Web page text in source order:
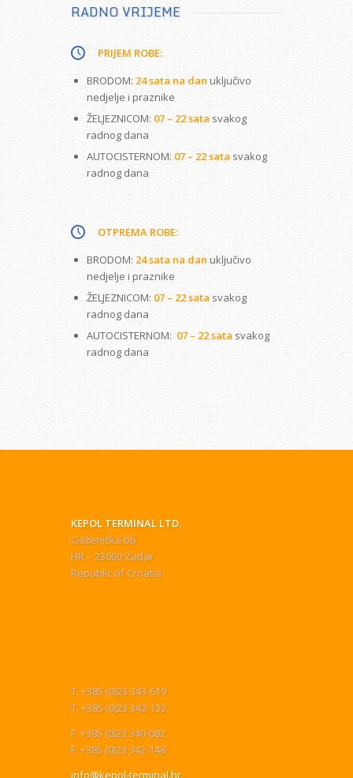
RADNO VRIJEME
PRIJEM ROBE:
BRODOM:24 sata na danuključivo
nedjelje i praznike
ŽELJEZNICOM:07 – 22 satasvakog
radnog dana
AUTOCISTERNOM:07 – 22 satasvakog
radnog dana
OTPREMA ROBE:
BRODOM:24 sata na danuključivo
nedjelje i praznike
ŽELJEZNICOM:07 – 22 satasvakog
radnog dana
AUTOCISTERNOM:07 – 22 satasvakog
radnog dana
KEPOL TERMINAL LTD.
Gaženička bb
HR – 23000 Zadar
Republic of Croatia
T. +385 (0)23 343-619
T. +385 (0)23 342-132
F. +385 (0)23 340-082
F. +385 (0)23 342-148
info@kepol-terminal.hr